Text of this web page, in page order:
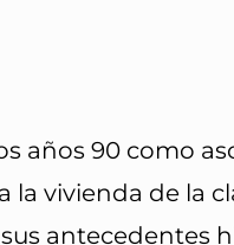
años 90 como
la vivienda de la
antecedentes